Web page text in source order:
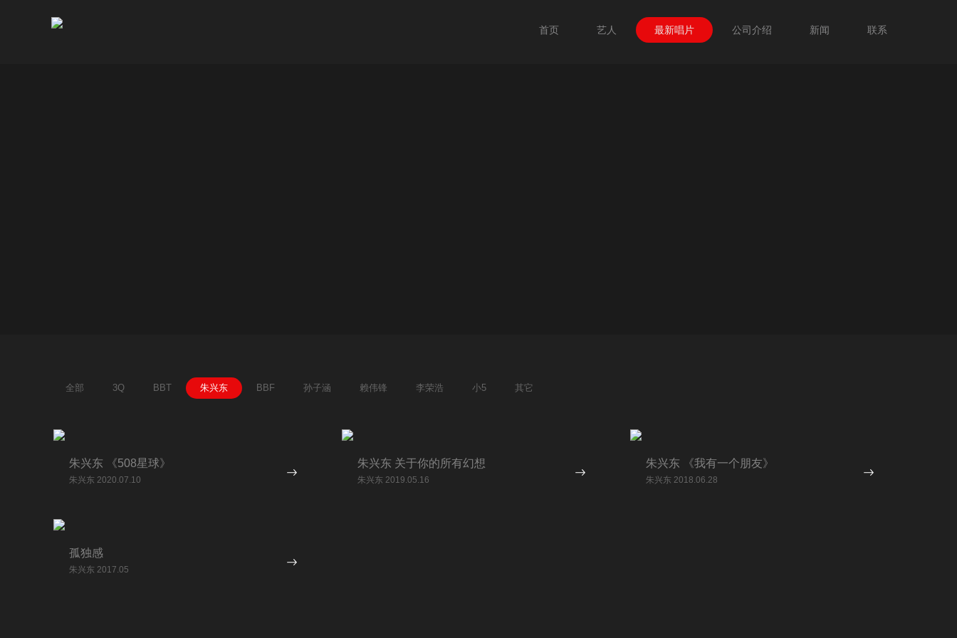
首页 艺人 最新唱片 公司介绍 新闻 联系
全部 3Q BBT 朱兴东 BBF 孙子涵 赖伟锋 李荣浩 小5 其它
朱兴东 《508星球》
朱兴东 2020.07.10
朱兴东 关于你的所有幻想
朱兴东 2019.05.16
朱兴东 《我有一个朋友》
朱兴东 2018.06.28
孤独感
朱兴东 2017.05